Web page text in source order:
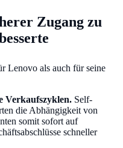
Zugang zu
Lenovo als auch für seine
Verkaufszyklen. Self-
die Abhängigkeit von
somit sofort auf
schneller